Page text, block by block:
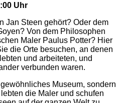
Uhr
Jan Steen gehört? Oder dem
Von dem Philosophen
Maler Paulus Potter? Hier
die Orte besuchen, an denen
und arbeiteten, und
verbunden waren.
Museum, sondern
die Maler und schufen